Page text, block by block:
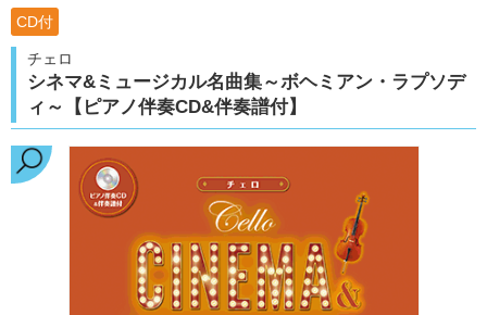
CD付
チェロ
シネマ&ミュージカル名曲集～ボヘミアン・ラプソデ
ィ～【ピアノ伴奏CD&伴奏譜付】